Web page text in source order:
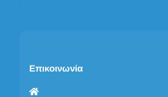
Επικοινωνία